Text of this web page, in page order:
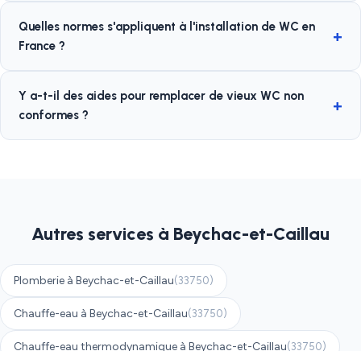
Quelles normes s'appliquent à l'installation de WC en
France ?
Y a-t-il des aides pour remplacer de vieux WC non
conformes ?
Autres services à Beychac-et-Caillau
Plomberie à Beychac-et-Caillau(33750)
Chauffe-eau à Beychac-et-Caillau(33750)
Chauffe-eau thermodynamique à Beychac-et-Caillau(33750)